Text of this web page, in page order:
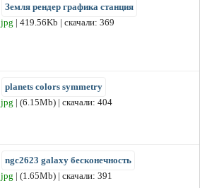
Земля рендер графика станция
jpg | 419.56Kb | скачали: 369
planets colors symmetry
jpg | (6.15Mb) | скачали: 404
ngc2623 galaxy бесконечность
jpg | (1.65Mb) | скачали: 391